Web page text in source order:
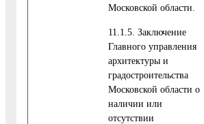
Московской области.
11.1.5. Заключение
Главного управления
архитектуры и
градостроительства
Московской области о
наличии или
отсутствии